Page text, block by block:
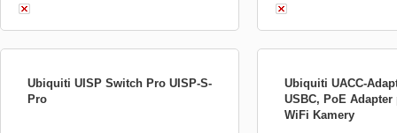
Ubiquiti UISP Switch Pro UISP-S-
Pro
Ubiquiti UACC-
USBC, PoE
WiFi Kamery